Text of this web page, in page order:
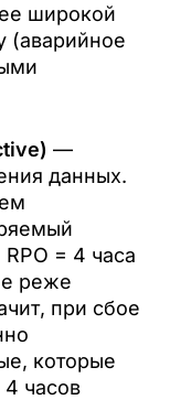
широкой
(аварийное
—
данных.
= 4 часа
реже
при сбое
которые
часов